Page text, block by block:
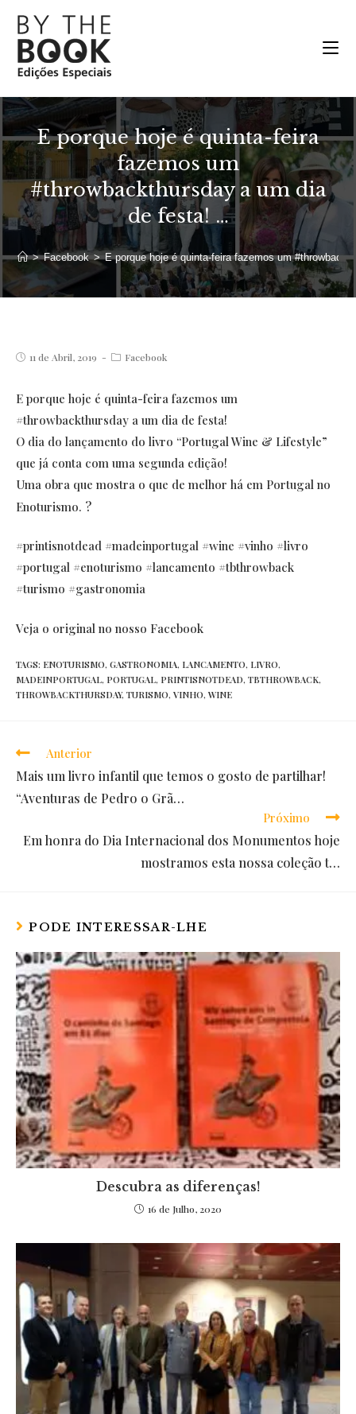
para
conteúdo
E porque hoje é quinta-feira
fazemos um
#throwbackthursday a um dia
de festa! …
> Facebook > E porque hoje é quinta-feira fazemos um
Post11 de Abril, 2019
PostFacebook
E porque hoje é quinta-feira fazemos um
#throwbackthursday a um dia de festa!
O dia do lançamento do livro “Portugal Wine & Lifestyle”
que já conta com uma segunda edição!
Uma obra que mostra o que de melhor há em Portugal no
Enoturismo. ?
#printisnotdead #madeinportugal #wine #vinho #livro
#portugal #enoturismo #lancamento #tbthrowback
#turismo #gastronomia
Veja o original no nosso Facebook
TAGS: ENOTURISMO, GASTRONOMIA, LANCAMENTO, LIVRO,
MADEINPORTUGAL, PORTUGAL, PRINTISNOTDEAD, TBTHROWBACK,
THROWBACKTHURSDAY, TURISMO, VINHO, WINE
Read
more
articles
Anterior
Mais um livro infantil que temos o gosto de partilhar!
“Aventuras de Pedro o Grã…
Próximo
Em honra do Dia Internacional dos Monumentos hoje
mostramos esta nossa coleção t…
PODE INTERESSAR-LHE
Descubra as diferenças!
16 de Julho, 2020